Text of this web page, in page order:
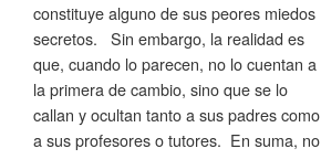
constituye alguno de sus peores miedos
secretos. Sin embargo, la realidad es
que, cuando lo parecen, no lo cuentan a
la primera de cambio, sino que se lo
callan y ocultan tanto a sus padres como
a sus profesores o tutores. En suma, no